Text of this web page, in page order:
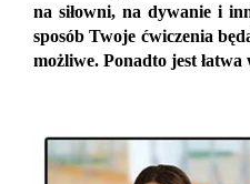
na siłowni, na dywanie i
sposób Twoje ćwiczenia
możliwe. Ponadto jest